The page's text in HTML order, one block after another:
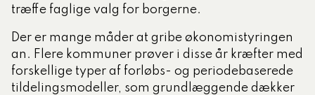
træffe faglige valg for borgerne.
Der er mange måder at gribe økonomistyringen
an. Flere kommuner prøver i disse år kræfter med
forskellige typer af forløbs- og periodebaserede
tildelingsmodeller, som grundlæggende dækker